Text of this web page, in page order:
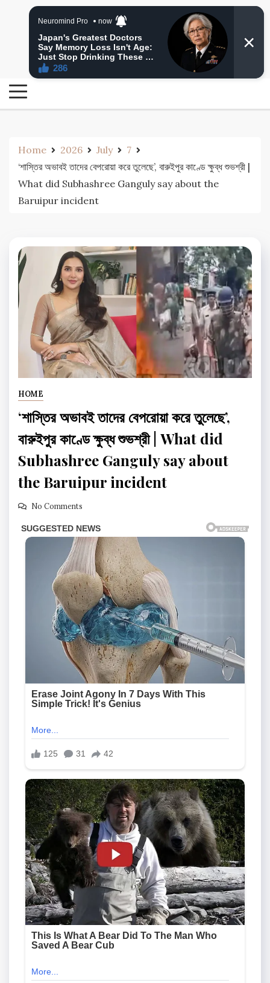
24 Ghanta Bangla News
24 Ghanta Bengali News
Home 2026 July
7
‘শাস্তির অভাবই তাদের বেপরোয়া করে তুলেছে’, বারুইপুর কাণ্ডে ক্ষুব্ধ শুভশ্রী |
What did Subhashree Ganguly say about the
Baruipur incident
HOME
‘শাস্তির অভাবই তাদের বেপরোয়া করে তুলেছে’,
বারুইপুর কাণ্ডে ক্ষুব্ধ শুভশ্রী | What did
Subhashree Ganguly say about
the Baruipur incident
No Comments